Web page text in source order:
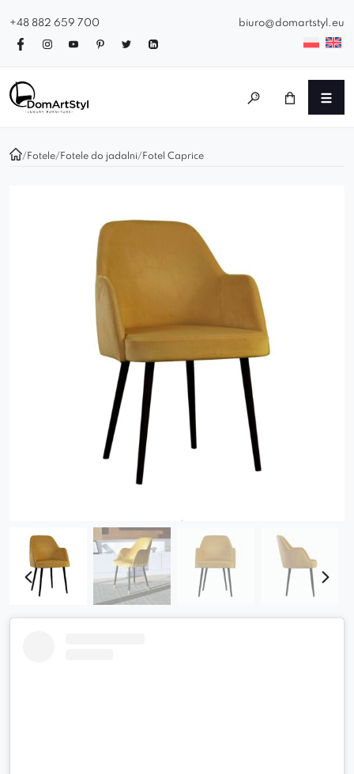
+48 882 659 700 biuro@domartstyl.eu
/ Fotele/ Fotele do jadalni/ Fotel Caprice